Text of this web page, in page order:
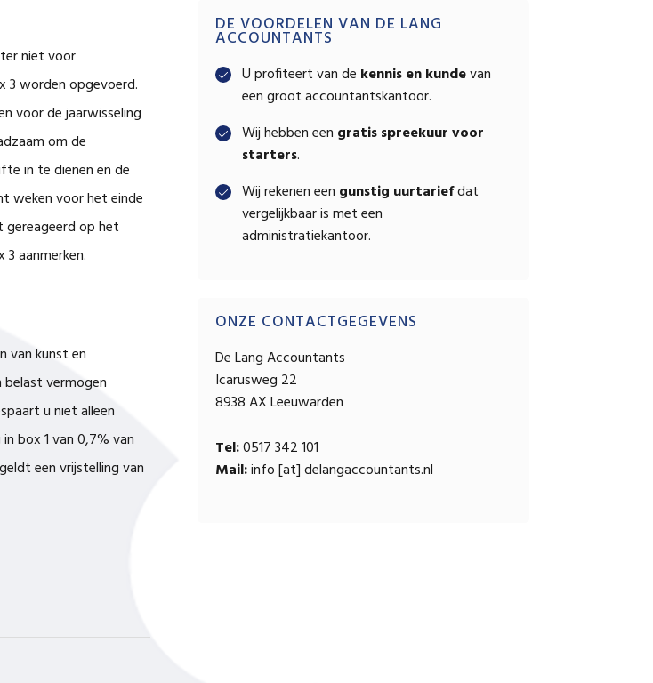
niet voor
3 worden opgevoerd.
voor de jaarwisseling
om de
in te dienen en de
weken voor het einde
op het
aanmerken.
van kunst en
belast vermogen
u niet alleen
box 1 van 0,7% van
een vrijstelling van
Primary
Sidebar
DE VOORDELEN VAN DE LANG
ACCOUNTANTS
U profiteert van de kennis en kundevan
een groot accountantskantoor.
Wij hebben een gratis spreekuur voor
starters.
Wij rekenen een gunstig uurtariefdat
vergelijkbaar is met een
administratiekantoor.
ONZE CONTACTGEGEVENS
De Lang Accountants
Icarusweg 22
8938 AX Leeuwarden
Tel:0517 342 101
Mail:info [at] delangaccountants.nl